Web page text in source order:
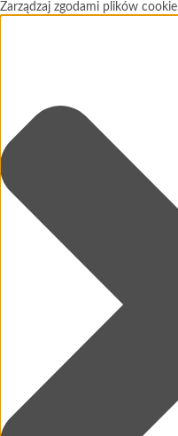
Zarządzaj zgodami plików cookie